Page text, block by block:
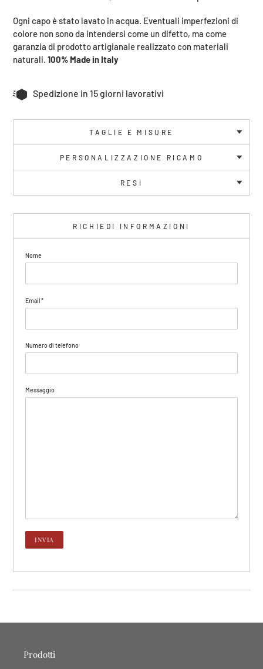
Ogni capo è stato lavato in acqua. Eventuali imperfezioni di
colore non sono da intendersi come un difetto, ma come
garanzia di prodotto artigianale realizzato con materiali
naturali. 100% Made in Italy
Spedizione in 15 giorni lavorativi
TAGLIE E MISURE
PERSONALIZZAZIONE RICAMO
RESI
RICHIEDI INFORMAZIONI
Nome
Email*
Numero di telefono
Messaggio
Prodotti